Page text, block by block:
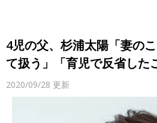
4児の父、杉浦太陽「妻の
て扱う」「育児で反省した
2020/09/28 更新